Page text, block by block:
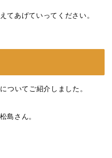
てあげていってください。
ついてご紹介しました。
島さん。